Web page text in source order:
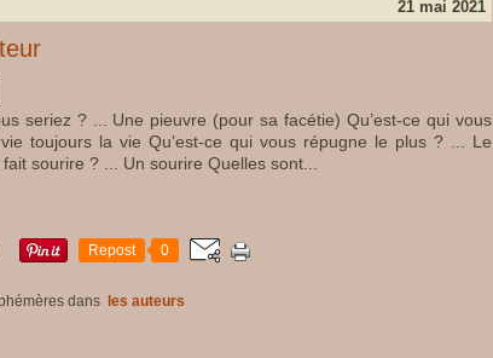
21 mai 2021
seriez ? ... Une pieuvre (pour sa facétie) Qu’est-ce qui vous
toujours la vie Qu’est-ce qui vous répugne le plus ? ... Le
sourire ? ... Un sourire Quelles sont...
Repost 0
dans
les auteurs